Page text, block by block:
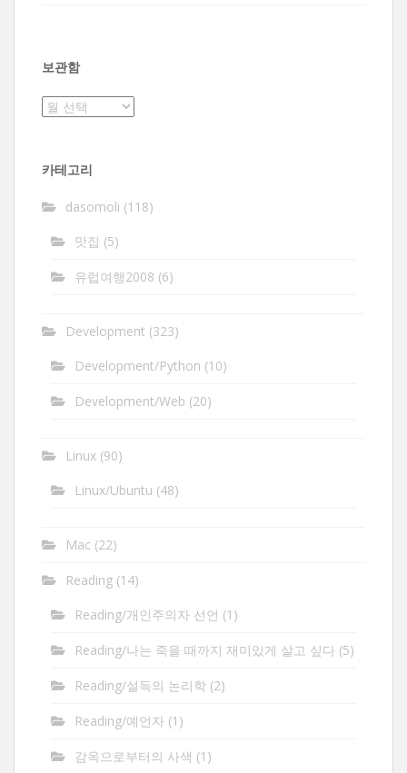
보관함
보
카테고리
dasomoli (118)
맛집 (5)
유럽여행2008 (6)
Development (323)
Development/Python (10)
Development/Web (20)
Linux (90)
Linux/Ubuntu (48)
Mac (22)
Reading (14)
Reading/개인주의자 선언 (1)
Reading/나는 죽을 때까지 재미있게 살고 싶다 (5)
Reading/설득의 논리학 (2)
Reading/예언자 (1)
감옥으로부터의 사색 (1)